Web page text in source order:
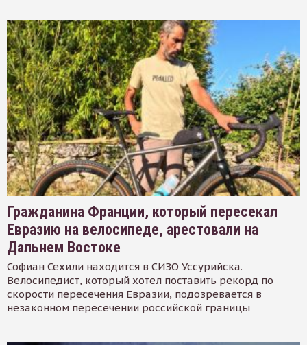
Гражданина Франции, который пересекал
Евразию на велосипеде, арестовали на
Дальнем Востоке
Софиан Сехили находится в СИЗО Уссурийска.
Велосипедист, который хотел поставить рекорд по
скорости пересечения Евразии, подозревается в
незаконном пересечении российской границы